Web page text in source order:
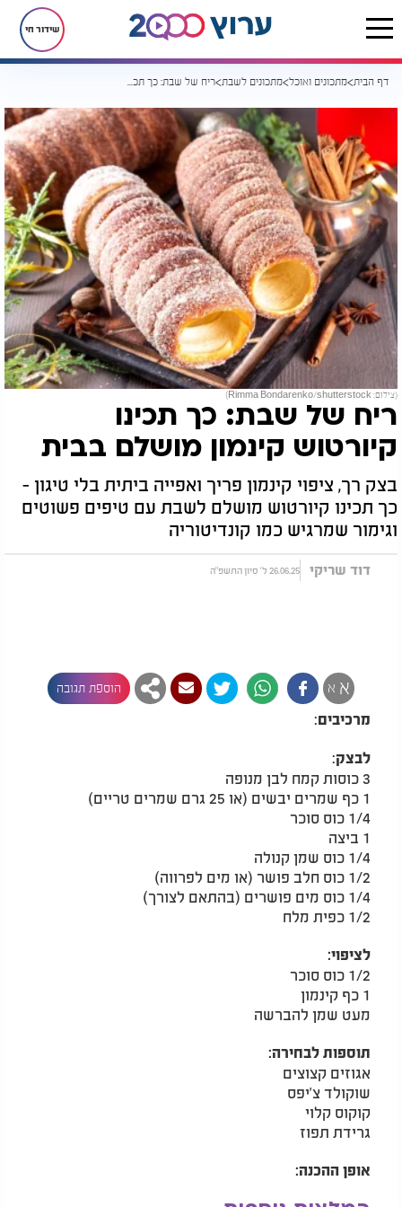
שידור חי
דף הבית מתכונים ואוכל מתכונים לשבת ריח של שבת: כך תכינו קיורטוש קינמון מושלם בבית
(צילום: Rimma Bondarenko/shutterstock)
ריח של שבת: כך תכינו
קיורטוש קינמון מושלם בבית
בצק רך, ציפוי קינמון פריך ואפייה ביתית בלי טיגון -
כך תכינו קיורטוש מושלם לשבת עם טיפים פשוטים
וגימור שמרגיש כמו קונדיטוריה
דוד שריקי 26.06.25 ל' סיון התשפ"ה
א א הוספת תגובה
מרכיבים:
לבצק:
3 כוסות קמח לבן מנופה
1 כף שמרים יבשים (או 25 גרם שמרים טריים)
1/4 כוס סוכר
1 ביצה
1/4 כוס שמן קנולה
1/2 כוס חלב פושר (או מים לפרווה)
1/4 כוס מים פושרים (בהתאם לצורך)
1/2 כפית מלח
לציפוי:
1/2 כוס סוכר
1 כף קינמון
מעט שמן להברשה
תוספות לבחירה:
אגוזים קצוצים
שוקולד צ'יפס
קוקוס קלוי
גרידת תפוז
אופן ההכנה: